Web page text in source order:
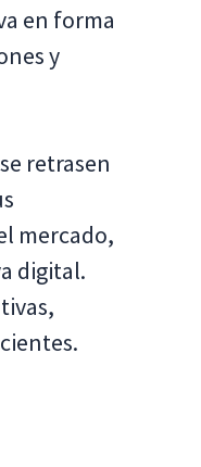
en forma
y
retrasen
mercado,
digital.